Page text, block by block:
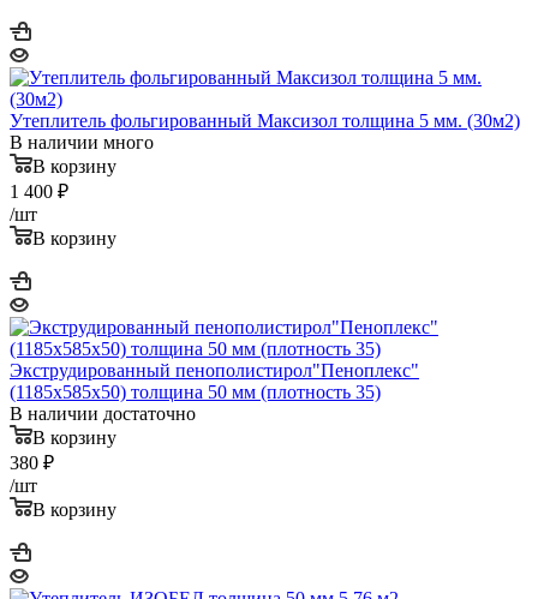
Утеплитель фольгированный Максизол толщина 5 мм. (30м2)
В наличии много
В корзину
1 400 ₽
/шт
В корзину
Экструдированный пенополистирол"Пеноплекс"
(1185х585х50) толщина 50 мм (плотность 35)
В наличии достаточно
В корзину
380 ₽
/шт
В корзину